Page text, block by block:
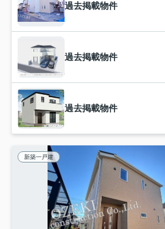
過去掲載物件
過去掲載物件
過去掲載物件
新築一戸建